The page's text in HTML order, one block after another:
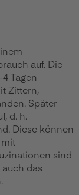
auf. Die
Tagen
Zittern,
Später
d. h.
Diese können
sind
das